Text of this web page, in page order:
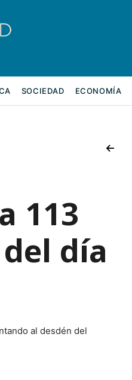
SOCIEDAD ECONOMÍA
113
día
al desdén del